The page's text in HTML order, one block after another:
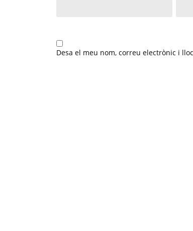
Desa el meu nom, correu electrònic i